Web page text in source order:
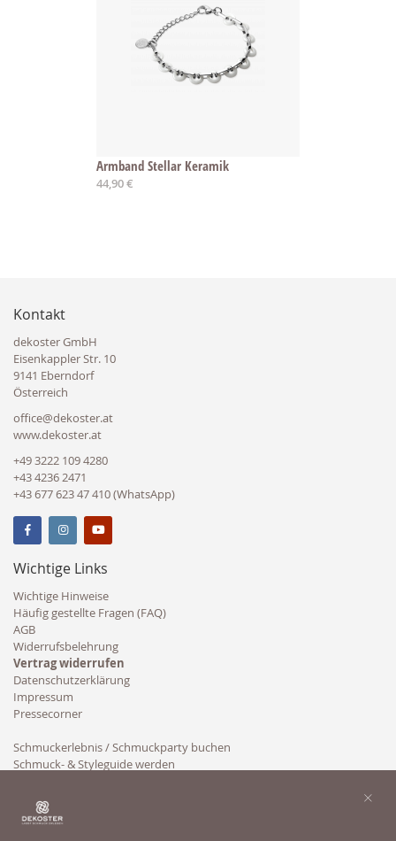
Armband Stellar Keramik
44,90 €
Kontakt
dekoster GmbH
Eisenkappler Str. 10
9141 Eberndorf
Österreich
office@dekoster.at
www.dekoster.at
+49 3222 109 4280
+43 4236 2471
+43 677 623 47 410 (WhatsApp)
Wichtige Links
Wichtige Hinweise
Häufig gestellte Fragen (FAQ)
AGB
Widerrufsbelehrung
Vertrag widerrufen
Datenschutzerklärung
Impressum
Pressecorner
Schmuckerlebnis / Schmuckparty buchen
Schmuck- & Styleguide werden
×